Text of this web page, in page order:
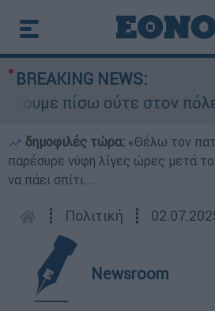
BREAKING NEWS:
πίσω ούτε στον πόλεμο
δημοφιλές τώρα: «Θέλω τον
παρέσυρε νύφη λίγες ώρες μετά
να πάει σπίτι...
┋ Πολιτική ┋
Newsroom